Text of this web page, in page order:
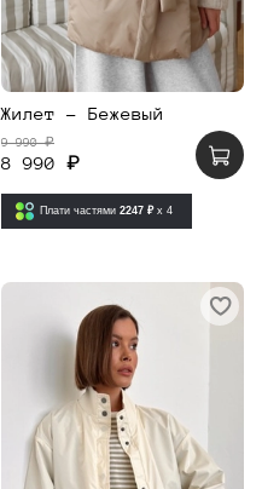
Жилет - Бежевый
9 990 ₽
8 990 ₽
Плати частями 2247 ₽ x 4